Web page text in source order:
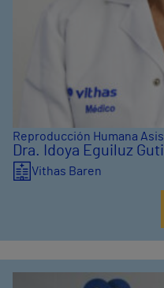
Reproducción Humana
Dra. Idoya Eguiluz
Vithas Baren